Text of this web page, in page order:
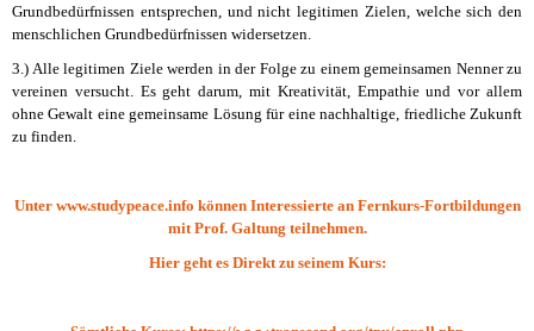
Grundbedürfnissen entsprechen, und nicht legitimen Zielen, welche sich den
menschlichen Grundbedürfnissen widersetzen.
3.) Alle legitimen Ziele werden in der Folge zu einem gemeinsamen Nenner zu
vereinen versucht. Es geht darum, mit Kreativität, Empathie und vor allem
ohne Gewalt eine gemeinsame Lösung für eine nachhaltige, friedliche Zukunft
zu finden.
Unter www.studypeace.info können Interessierte an Fernkurs-Fortbildungen
mit Prof. Galtung teilnehmen.
Hier geht es Direkt zu seinem Kurs: